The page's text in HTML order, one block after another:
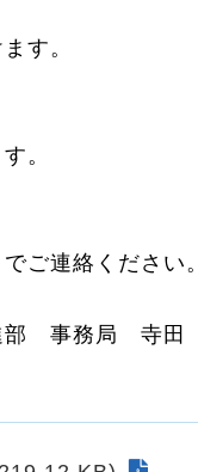
す。
。
ご連絡ください。
部 事務局 寺田